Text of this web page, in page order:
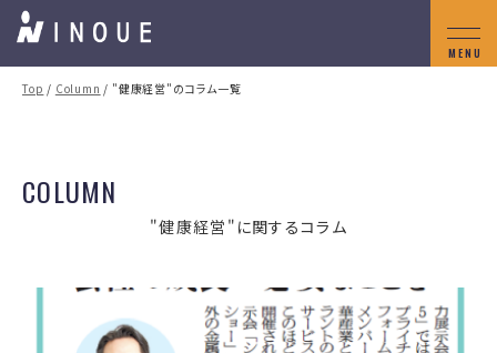
Top / Column / "健康経営"のコラム一覧
COLUMN
"健康経営"に関するコラム